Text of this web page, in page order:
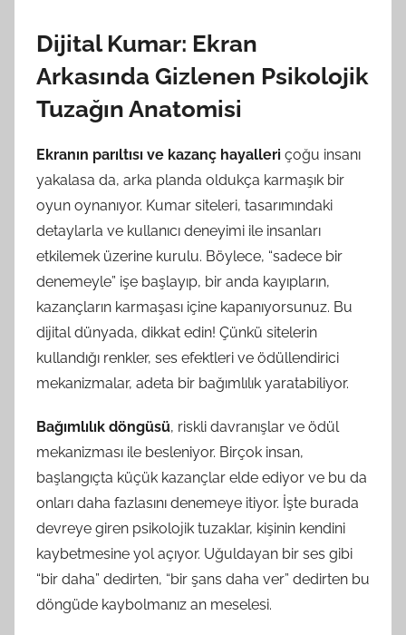
Dijital Kumar: Ekran
Arkasında Gizlenen Psikolojik
Tuzağın Anatomisi
Ekranın parıltısı ve kazanç hayalleri çoğu insanı
yakalasa da, arka planda oldukça karmaşık bir
oyun oynanıyor. Kumar siteleri, tasarımındaki
detaylarla ve kullanıcı deneyimi ile insanları
etkilemek üzerine kurulu. Böylece, “sadece bir
denemeyle” işe başlayıp, bir anda kayıpların,
kazançların karmaşası içine kapanıyorsunuz. Bu
dijital dünyada, dikkat edin! Çünkü sitelerin
kullandığı renkler, ses efektleri ve ödüllendirici
mekanizmalar, adeta bir bağımlılık yaratabiliyor.
Bağımlılık döngüsü, riskli davranışlar ve ödül
mekanizması ile besleniyor. Birçok insan,
başlangıçta küçük kazançlar elde ediyor ve bu da
onları daha fazlasını denemeye itiyor. İşte burada
devreye giren psikolojik tuzaklar, kişinin kendini
kaybetmesine yol açıyor. Uğuldayan bir ses gibi
“bir daha” dedirten, “bir şans daha ver” dedirten bu
döngüde kaybolmanız an meselesi.